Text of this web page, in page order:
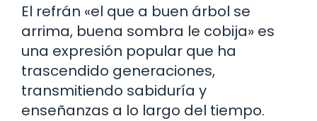
El refrán «el que a buen árbol se
arrima, buena sombra le cobija» es
una expresión popular que ha
trascendido generaciones,
transmitiendo sabiduría y
enseñanzas a lo largo del tiempo.